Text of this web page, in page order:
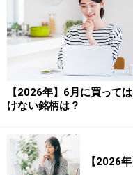
トヨタ自動車チャート。
トヨタ自動車（7203）
が表示されていますね
は上場後間もないため
されていません。つま
【2026年】6月に買って
けない銘柄は？
【2026